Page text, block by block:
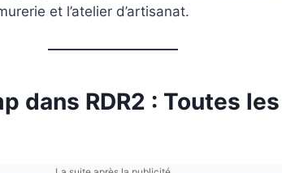
et l’atelier d’artisanat.
dans RDR2 : Toutes